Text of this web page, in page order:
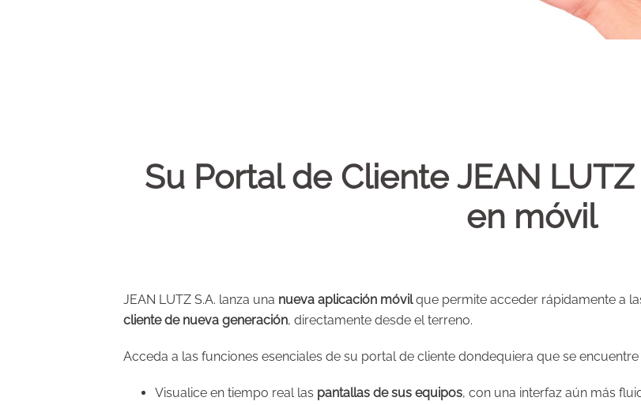
Su Portal de Cliente JEAN
en móvil
JEAN LUTZ S.A. lanza una nueva aplicación móvilque permite acceder rápidamente a
cliente de nueva generación, directamente desde el terreno.
Acceda a las funciones esenciales de su portal de cliente dondequiera que se
Visualice en tiempo real las pantallas de sus equipos, con una interfaz aún más